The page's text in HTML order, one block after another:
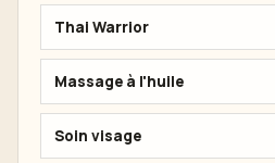
Thai Warrior
Massage à l'huile
Soin visage